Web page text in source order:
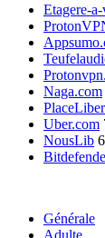
Etagere-
Naga.com
Uber.com
NousLib
Générale
Adulte